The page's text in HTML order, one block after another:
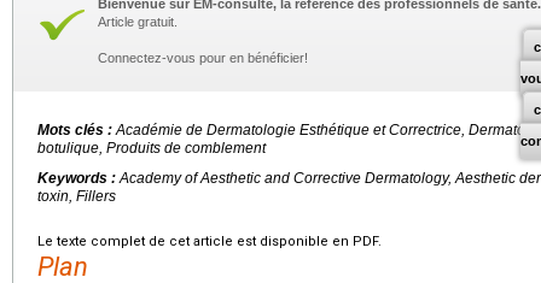
Bienvenue sur EM-consulte, la référence des professionnels de santé.
Article gratuit.
Connectez-vous pour en bénéficier!
Mots clés : Académie de Dermatologie Esthétique et Correctrice,
botulique, Produits de comblement
Keywords : Academy of Aesthetic and Corrective Dermatology, Aesthetic
toxin, Fillers
Le texte complet de cet article est disponible en PDF.
Plan